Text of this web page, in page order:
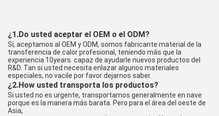
¿1.Do usted aceptar el OEM o el ODM?
Sí, aceptamos al OEM y ODM, somos fabricante material de la
transferencia de calor profesional, teniendo más que la
experiencia 10years. capaz de ayudarle nuevos productos del
R&D. Tan si usted necesita enlazar algunos materiales
especiales, no vacile por favor dejarnos saber.
¿2.How usted transporta los productos?
Si usted no es urgente, transportamos generalmente en nave
porque es la manera más barata. Pero para el área del oeste de
Asia,